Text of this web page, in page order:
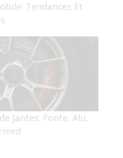
Tendances Et
Jantes: Fonte, Alu,